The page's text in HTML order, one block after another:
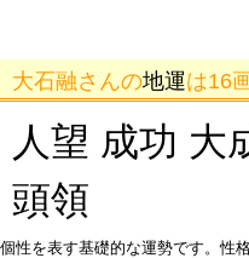
大石融さんの地運は16
人望 成功 大
頭領
個性を表す基礎的な運勢です。性